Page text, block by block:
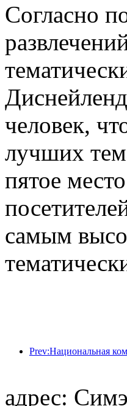
Согласно
человек,
лучших
пятое
самым
адрес: